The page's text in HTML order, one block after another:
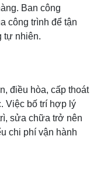
Ban công
công trình để tận
tự nhiên.
điều hòa, cấp thoát
Việc bố trí hợp lý
sửa chữa trở nên
chi phí vận hành